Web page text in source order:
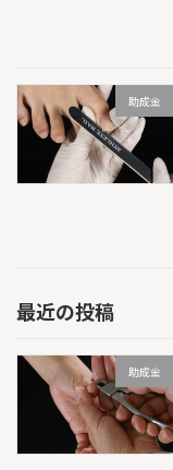
助成金
最近の投稿
助成金